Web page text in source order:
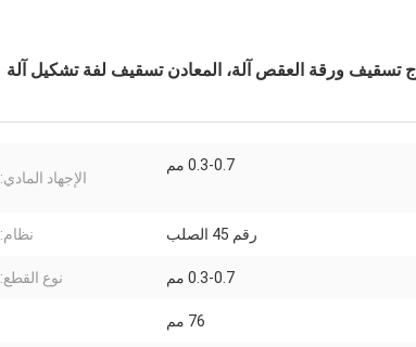
تسقيف ورقة العقص آلة، المعادن تسقيف لفة تشكيل آلة
0.3-0.7 مم
الإجهاد المادي:
رقم 45 الصلب نظام:
0.3-0.7 مم نوع القطع:
76 مم